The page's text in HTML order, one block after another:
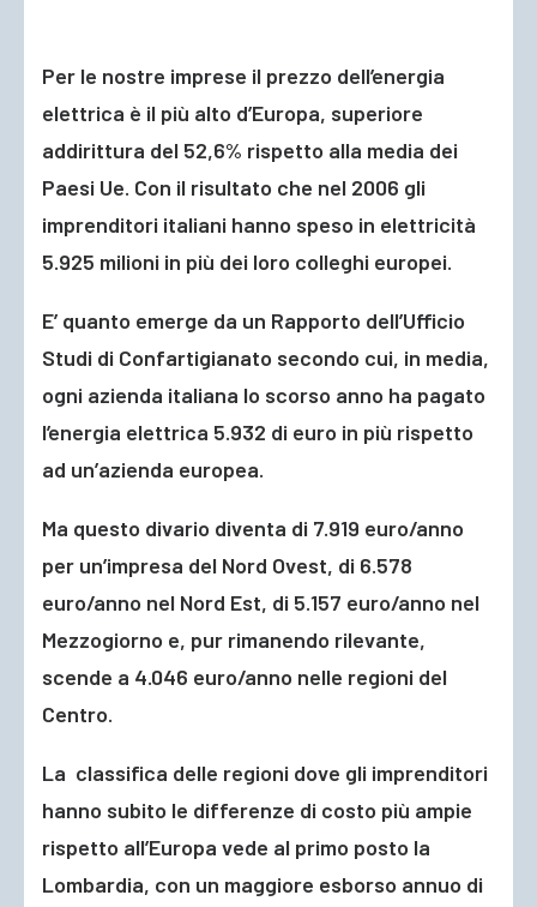
Per le nostre imprese il prezzo dell’energia
elettrica è il più alto d’Europa, superiore
addirittura del 52,6% rispetto alla media dei
Paesi Ue. Con il risultato che nel 2006 gli
imprenditori italiani hanno speso in elettricità
5.925 milioni in più dei loro colleghi europei.
E’ quanto emerge da un Rapporto dell’Ufficio
Studi di Confartigianato secondo cui, in media,
ogni azienda italiana lo scorso anno ha pagato
l’energia elettrica 5.932 di euro in più rispetto
ad un’azienda europea.
Ma questo divario diventa di 7.919 euro/anno
per un’impresa del Nord Ovest, di 6.578
euro/anno nel Nord Est, di 5.157 euro/anno nel
Mezzogiorno e, pur rimanendo rilevante,
scende a 4.046 euro/anno nelle regioni del
Centro.
La classifica delle regioni dove gli imprenditori
hanno subito le differenze di costo più ampie
rispetto all’Europa vede al primo posto la
Lombardia, con un maggiore esborso annuo di